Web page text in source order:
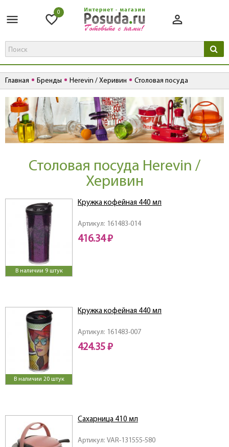
0
Главная Бренды Herevin / Херивин Столовая посуда
Столовая посуда Herevin /
Херивин
В наличии 9 штук
Артикул: 161483-014
Кружка кофейная 440 мл
416.34 ₽
В наличии 20 штук
Артикул: 161483-007
Кружка кофейная 440 мл
424.35 ₽
Артикул: VAR-131555-580
Сахарница 410 мл